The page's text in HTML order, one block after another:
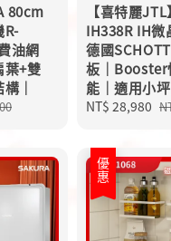
80cm
R-
油網
葉+雙
｜
【喜特麗
IH338R IH微
德國
板｜Booster
能｜適用小
Sale
NT$ 28,980
優惠